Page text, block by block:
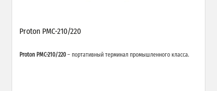
Proton PMC-210/220
Proton PMC-210/220 – портативный терминал промышленного класса.